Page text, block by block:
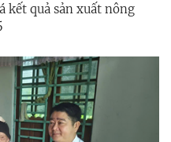
kết quả sản xuất nông